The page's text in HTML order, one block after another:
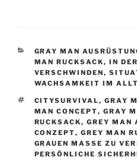
e
b
o
o
k
er gr
a
m
l
KATEGORIEN
GRAY MAN
MAN RUCKSACK,IN
VERSCHWINDEN,
WACHSAMKEIT IM
SCHLAGWÖRTER
CITYSURVIVAL,GRAY
MAN CONCEPT,GRAY
RUCKSACK,GREY MAN
CONZEPT,GREY MAN
GRAUEN MASSE ZU
PERSÖNLICHE